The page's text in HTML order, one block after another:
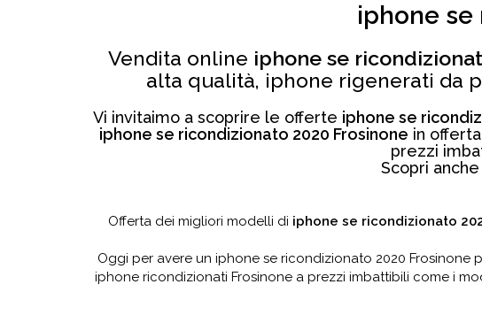
iphone se
Vendita online iphone se
alta qualità, iphone rigenerati da
Vi invitaimo a scoprire le offerte iphone se
iphone se ricondizionato 2020 Frosinone in
prezzi
Scopri
Offerta dei migliori modelli di iphone se ricondizionato
Oggi per avere un iphone se ricondizionato 2020 Frosinone
iphone ricondizionati Frosinone a prezzi imbattibili come i